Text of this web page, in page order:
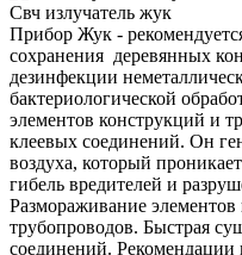
Свч излучатель жук
Прибор Жук -
сохранения деревянных
дезинфекции
бактериологической
элементов конструкций и
клеевых соединений. Он
воздуха, который
гибель вредителей и
Размораживание
трубопроводов. Быстрая
соединений.